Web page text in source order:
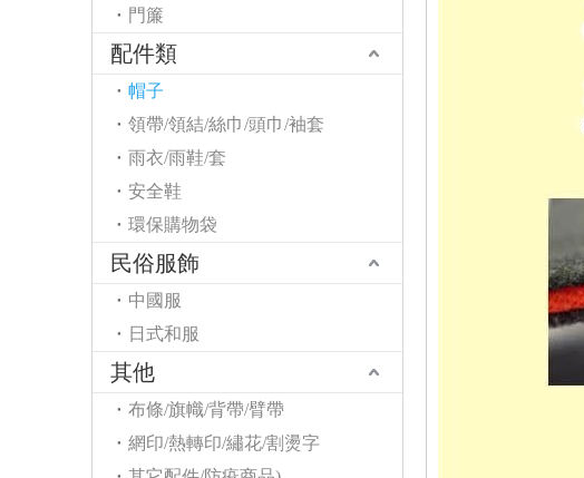
門簾
配件類
帽子
領帶/領結/絲巾/頭巾/袖套
雨衣/雨鞋/套
安全鞋
環保購物袋
民俗服飾
中國服
日式和服
其他
布條/旗幟/背帶/臂帶
網印/熱轉印/繡花/割燙字